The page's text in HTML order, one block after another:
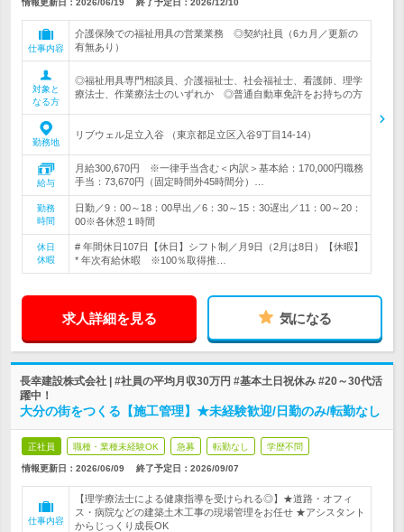
情報更新日：2026/06/19 終了予定日： 2026/12/10
仕事内容
介護保険での福祉用具の営業業務 ◎契約社員（6カ月／更新の
有無あり）
対象と
なる方
◎福祉用具専門相談員、介護福祉士、社会福祉士、看護師、理学
療法士、作業療法士のいずれか ◎普通自動車免許をお持ちの方
勤務地
リブウェル足立入谷 （東京都足立区入谷9丁目14-14）
給与
月給300,670円 ※一律手当含む＜内訳＞基本給：170,000円職務
手当：73,670円（固定時間外45時間分）…
勤務
時間
日勤／9：00～18：00早出／6：30～15：30遅出／11：00～20：
00※各休憩１時間
休日
休暇
# 年間休日107日【休日】シフト制／月9日（2月は8日）【休暇】
* 年次有給休暇 ※100％取得推…
求人詳細を見る 気になる
長幸建設株式会社 | #社員の平均月収30万円 #基本土日祝休み #20～30代活
躍中！
大分の街をつくる【施工管理】★未経験歓迎/日勤のみ/転勤なし
正社員 職種・業種未経験OK 急募 転勤なし 学歴不問
情報更新日：2026/06/09 終了予定日： 2026/09/07
仕事内容
【理学療法士による健康指導を受けられる◎】★道路・オフィ
ス・病院などの建築土木工事の現場管理をお任せ ★アシスタント
からじっくり成長OK